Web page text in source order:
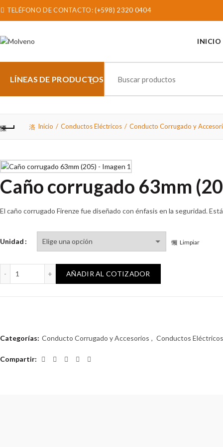
TELÉFONO DE CONTACTO:(+598) 2320 0404
INICIO
LÍNEAS DE PRODUCTOS
Inicio Conductos Eléctricos Conducto Corrugado y
Caño corrugado 63mm
El caño corrugado Firenze fue diseñado con énfasis en la seguridad.
Unidad Limpiar
Caño corrugado 63mm (205) cantidad
AÑADIR AL COTIZADOR
Categorías: Conducto Corrugado y Accesorios , Conductos Eléctricos
Compartir